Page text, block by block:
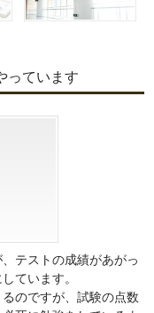
っています
テストの成績があがっ
ています。
のですが、試験の点数